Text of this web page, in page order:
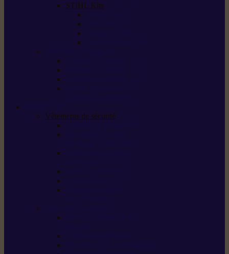
STIHL Kits
Vêtements de sécurité